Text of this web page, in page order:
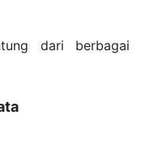
dari berbagai